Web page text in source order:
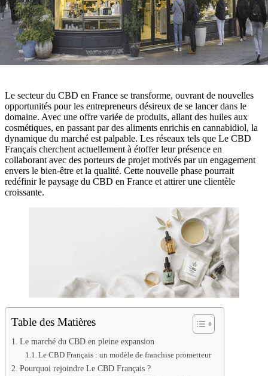
Le secteur du CBD en France se transforme, ouvrant de nouvelles
opportunités pour les entrepreneurs désireux de se lancer dans le
domaine. Avec une offre variée de produits, allant des huiles aux
cosmétiques, en passant par des aliments enrichis en cannabidiol, la
dynamique du marché est palpable. Les réseaux tels que Le CBD
Français cherchent actuellement à étoffer leur présence en
collaborant avec des porteurs de projet motivés par un engagement
envers le bien-être et la qualité. Cette nouvelle phase pourrait
redéfinir le paysage du CBD en France et attirer une clientèle
croissante.
Table des Matières
Le marché du CBD en pleine expansion
Le CBD Français : un modèle de franchise prometteur
Pourquoi rejoindre Le CBD Français ?